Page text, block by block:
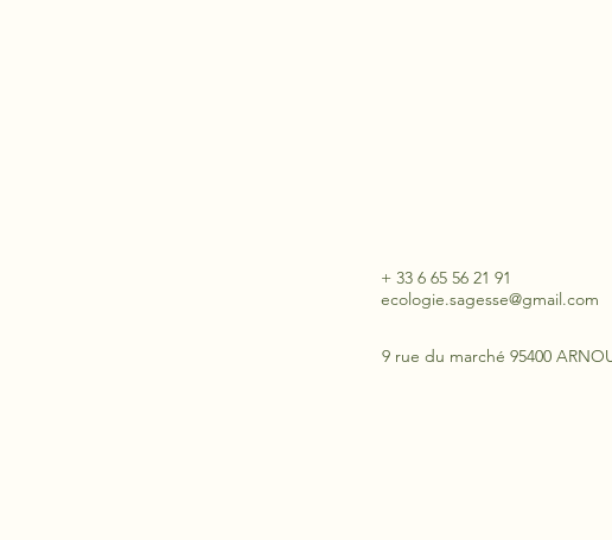
+ 33 6 65 56 21 91
ecologie.sagesse@gmail.com
9 rue du marché 95400